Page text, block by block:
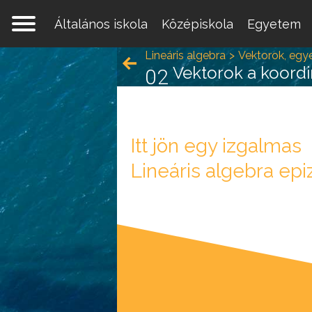
Általános iskola Középiskola Egyetem
Lineáris algebra Vektorok,
Vektorok a
02
Itt jön egy izgalmas
Lineáris algebra